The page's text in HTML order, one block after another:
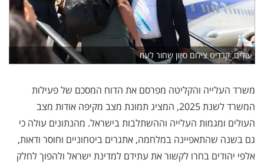
עולים, קרדיט צילום סיוון שחור לעמ
משרד העלייה והקליטה מפרסם את הדוח המסכם של פעילות
המשרד לשנת 2025, המציג תמונת מצב מקיפה אודות מצב
העולים ומגמות העלייה וההשתלבות בישראל. מהנתונים עולה כי
גם בשנה שהתאפיינה במלחמה, אתגרים ביטחוניים וחוסר ודאות,
אלפי יהודים בחרו לקשור את עתידם למדינת ישראל ולהפוך לחלק